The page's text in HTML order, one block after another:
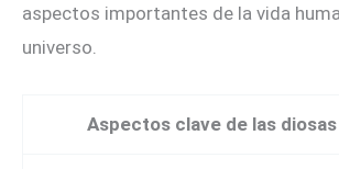
aspectos importantes de la vida
universo.
Aspectos clave de las